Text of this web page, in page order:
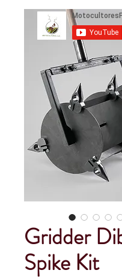
Gridder
Spike Kit